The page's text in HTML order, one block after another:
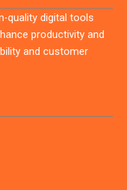
quality digital tools
productivity and
and customer